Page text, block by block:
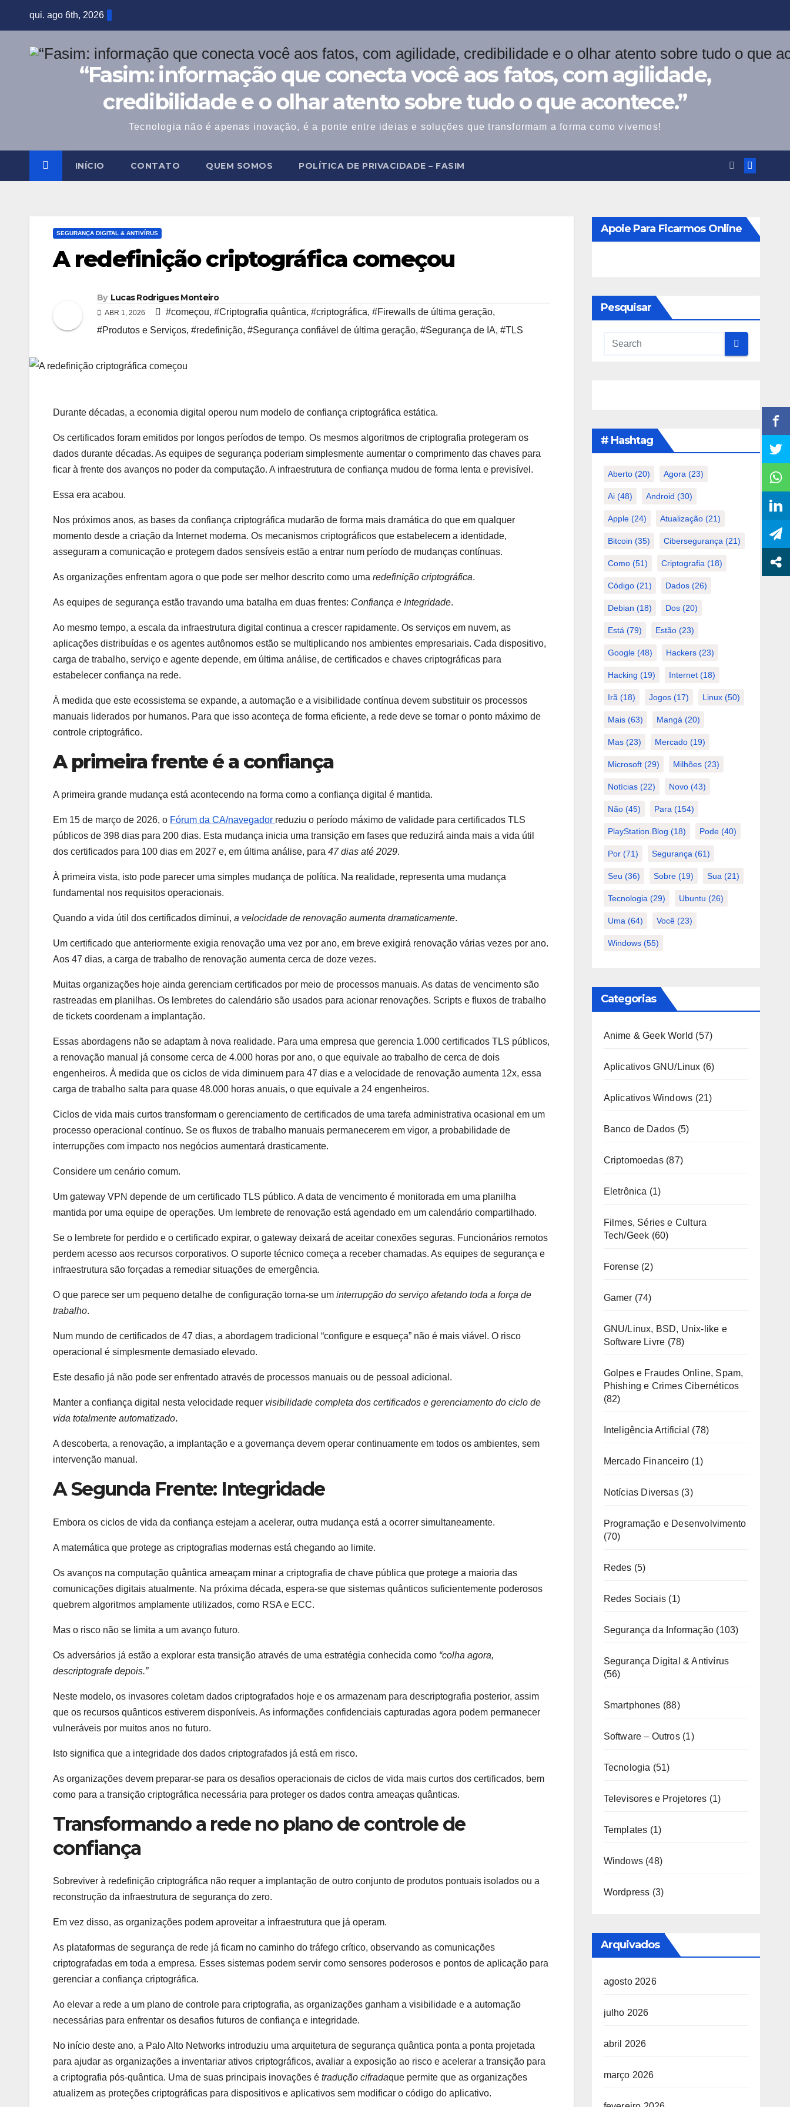
qui. ago 6th, 2026
“Fasim: informação que conecta você aos fatos, com agilidade,
credibilidade e o olhar atento sobre tudo o que acontece.”
Tecnologia não é apenas inovação, é a ponte entre ideias e soluções que transformam a forma como vivemos!
INÍCIO CONTATO QUEM SOMOS POLÍTICA DE PRIVACIDADE – FASIM
SEGURANÇA DIGITAL & ANTIVÍRUS
A redefinição criptográfica começou
By Lucas Rodrigues Monteiro
ABR 1, 2026 #começou, #Criptografia quântica, #criptográfica, #Firewalls de última geração,
#Produtos e Serviços, #redefinição, #Segurança confiável de última geração, #Segurança de IA, #TLS
Durante décadas, a economia digital operou num modelo de confiança criptográfica estática.
Os certificados foram emitidos por longos períodos de tempo. Os mesmos algoritmos de criptografia protegeram os
dados durante décadas. As equipes de segurança poderiam simplesmente aumentar o comprimento das chaves para
ficar à frente dos avanços no poder da computação. A infraestrutura de confiança mudou de forma lenta e previsível.
Essa era acabou.
Nos próximos anos, as bases da confiança criptográfica mudarão de forma mais dramática do que em qualquer
momento desde a criação da Internet moderna. Os mecanismos criptográficos que estabelecem a identidade,
asseguram a comunicação e protegem dados sensíveis estão a entrar num período de mudanças contínuas.
As organizações enfrentam agora o que pode ser melhor descrito como uma redefinição criptográfica.
As equipes de segurança estão travando uma batalha em duas frentes: Confiança e Integridade.
Ao mesmo tempo, a escala da infraestrutura digital continua a crescer rapidamente. Os serviços em nuvem, as
aplicações distribuídas e os agentes autônomos estão se multiplicando nos ambientes empresariais. Cada dispositivo,
carga de trabalho, serviço e agente depende, em última análise, de certificados e chaves criptográficas para
estabelecer confiança na rede.
À medida que este ecossistema se expande, a automação e a visibilidade contínua devem substituir os processos
manuais liderados por humanos. Para que isso aconteça de forma eficiente, a rede deve se tornar o ponto máximo de
controle criptográfico.
A primeira frente é a confiança
A primeira grande mudança está acontecendo na forma como a confiança digital é mantida.
Em 15 de março de 2026, o Fórum da CA/navegador reduziu o período máximo de validade para certificados TLS
públicos de 398 dias para 200 dias. Esta mudança inicia uma transição em fases que reduzirá ainda mais a vida útil
dos certificados para 100 dias em 2027 e, em última análise, para 47 dias até 2029.
À primeira vista, isto pode parecer uma simples mudança de política. Na realidade, representa uma mudança
fundamental nos requisitos operacionais.
Quando a vida útil dos certificados diminui, a velocidade de renovação aumenta dramaticamente.
Um certificado que anteriormente exigia renovação uma vez por ano, em breve exigirá renovação várias vezes por ano.
Aos 47 dias, a carga de trabalho de renovação aumenta cerca de doze vezes.
Muitas organizações hoje ainda gerenciam certificados por meio de processos manuais. As datas de vencimento são
rastreadas em planilhas. Os lembretes do calendário são usados ​​para acionar renovações. Scripts e fluxos de trabalho
de tickets coordenam a implantação.
Essas abordagens não se adaptam à nova realidade. Para uma empresa que gerencia 1.000 certificados TLS públicos,
a renovação manual já consome cerca de 4.000 horas por ano, o que equivale ao trabalho de cerca de dois
engenheiros. À medida que os ciclos de vida diminuem para 47 dias e a velocidade de renovação aumenta 12x, essa
carga de trabalho salta para quase 48.000 horas anuais, o que equivale a 24 engenheiros.
Ciclos de vida mais curtos transformam o gerenciamento de certificados de uma tarefa administrativa ocasional em um
processo operacional contínuo. Se os fluxos de trabalho manuais permanecerem em vigor, a probabilidade de
interrupções com impacto nos negócios aumentará drasticamente.
Considere um cenário comum.
Um gateway VPN depende de um certificado TLS público. A data de vencimento é monitorada em uma planilha
mantida por uma equipe de operações. Um lembrete de renovação está agendado em um calendário compartilhado.
Se o lembrete for perdido e o certificado expirar, o gateway deixará de aceitar conexões seguras. Funcionários remotos
perdem acesso aos recursos corporativos. O suporte técnico começa a receber chamadas. As equipes de segurança e
infraestrutura são forçadas a remediar situações de emergência.
O que parece ser um pequeno detalhe de configuração torna-se um interrupção do serviço afetando toda a força de
trabalho.
Num mundo de certificados de 47 dias, a abordagem tradicional “configure e esqueça” não é mais viável. O risco
operacional é simplesmente demasiado elevado.
Este desafio já não pode ser enfrentado através de processos manuais ou de pessoal adicional.
Manter a confiança digital nesta velocidade requer visibilidade completa dos certificados e gerenciamento do ciclo de
vida totalmente automatizado.
A descoberta, a renovação, a implantação e a governança devem operar continuamente em todos os ambientes, sem
intervenção manual.
A Segunda Frente: Integridade
Embora os ciclos de vida da confiança estejam a acelerar, outra mudança está a ocorrer simultaneamente.
A matemática que protege as criptografias modernas está chegando ao limite.
Os avanços na computação quântica ameaçam minar a criptografia de chave pública que protege a maioria das
comunicações digitais atualmente. Na próxima década, espera-se que sistemas quânticos suficientemente poderosos
quebrem algoritmos amplamente utilizados, como RSA e ECC.
Mas o risco não se limita a um avanço futuro.
Os adversários já estão a explorar esta transição através de uma estratégia conhecida como “colha agora,
descriptografe depois.”
Neste modelo, os invasores coletam dados criptografados hoje e os armazenam para descriptografia posterior, assim
que os recursos quânticos estiverem disponíveis. As informações confidenciais capturadas agora podem permanecer
vulneráveis ​​por muitos anos no futuro.
Isto significa que a integridade dos dados criptografados já está em risco.
As organizações devem preparar-se para os desafios operacionais de ciclos de vida mais curtos dos certificados, bem
como para a transição criptográfica necessária para proteger os dados contra ameaças quânticas.
Transformando a rede no plano de controle de
confiança
Sobreviver à redefinição criptográfica não requer a implantação de outro conjunto de produtos pontuais isolados ou a
reconstrução da infraestrutura de segurança do zero.
Em vez disso, as organizações podem aproveitar a infraestrutura que já operam.
As plataformas de segurança de rede já ficam no caminho do tráfego crítico, observando as comunicações
criptografadas em toda a empresa. Esses sistemas podem servir como sensores poderosos e pontos de aplicação para
gerenciar a confiança criptográfica.
Ao elevar a rede a um plano de controle para criptografia, as organizações ganham a visibilidade e a automação
necessárias para enfrentar os desafios futuros de confiança e integridade.
No início deste ano, a Palo Alto Networks introduziu uma arquitetura de segurança quântica ponta a ponta projetada
para ajudar as organizações a inventariar ativos criptográficos, avaliar a exposição ao risco e acelerar a transição para
a criptografia pós-quântica. Uma de suas principais inovações é tradução cifradaque permite que as organizações
atualizem as proteções criptográficas para dispositivos e aplicativos sem modificar o código do aplicativo.
Apoie Para Ficarmos Online
Pesquisar
# Hashtag
Aberto(20) Agora (23)
Ai(48) Android (30)
Apple(24) Atualização(21)
Bitcoin (35) Cibersegurança (21)
Como(51) Criptografia (18)
Código(21) Dados(26)
Debian (18) Dos(20)
Está (79) Estão(23)
Google(48) Hackers(23)
Hacking (19) Internet(18)
Irã (18) Jogos(17) Linux(50)
Mais(63) Mangá (20)
Mas(23) Mercado(19)
Microsoft(29) Milhões(23)
Notícias(22) Novo(43)
Não(45) Para (154)
PlayStation.Blog (18) Pode(40)
Por(71) Segurança (61)
Seu (36) Sobre(19) Sua (21)
Tecnologia (29) Ubuntu (26)
Uma (64) Você(23)
Windows(55)
Categorias
Anime & Geek World (57)
Aplicativos GNU/Linux (6)
Aplicativos Windows (21)
Banco de Dados (5)
Criptomoedas(87)
Eletrônica (1)
Filmes, Séries e Cultura
Tech/Geek (60)
Forense(2)
Gamer (74)
GNU/Linux, BSD, Unix-like e
Software Livre (78)
Golpes e Fraudes Online, Spam,
Phishing e Crimes Cibernéticos
(82)
Inteligência Artificial (78)
Mercado Financeiro (1)
Notícias Diversas(3)
Programação e Desenvolvimento
(70)
Redes (5)
Redes Sociais (1)
Segurança da Informação (103)
Segurança Digital & Antivírus
(56)
Smartphones (88)
Software – Outros(1)
Tecnologia (51)
Televisores e Projetores (1)
Templates (1)
Windows(48)
Wordpress (3)
Arquivados
agosto 2026
julho 2026
abril 2026
março 2026